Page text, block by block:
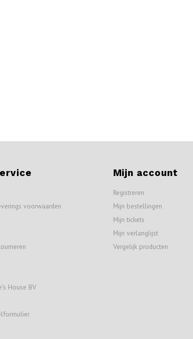
voorwaarden
House BV
Mijn account
Registreren
Mijn bestellingen
Mijn tickets
Mijn verlanglijst
Vergelijk producten